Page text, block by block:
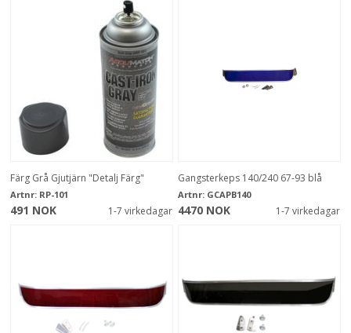
Färg Grå Gjutjärn "Detalj Färg"
Artnr: RP-101
491 NOK 1-7 virkedagar
Gangsterkeps 140/240 67-93 blå
Artnr: GCAPB140
4470 NOK 1-7 virkedagar